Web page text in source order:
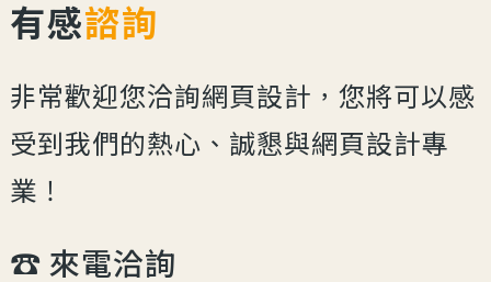
有感諮詢
非常歡迎您洽詢網頁設計，您將可以感
受到我們的熱心、誠懇與網頁設計專
業！
☎︎ 來電洽詢